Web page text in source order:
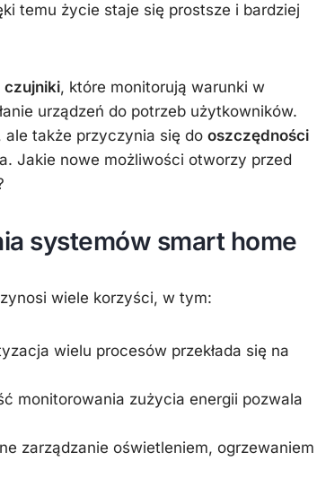
temu życie staje się prostsze i bardziej
czujniki, które monitorują warunki w
urządzeń do potrzeb użytkowników.
ale także przyczynia się do oszczędności
Jakie nowe możliwości otworzy przed
systemów smart home
wiele korzyści, w tym:
wielu procesów przekłada się na
monitorowania zużycia energii pozwala
zarządzanie oświetleniem, ogrzewaniem